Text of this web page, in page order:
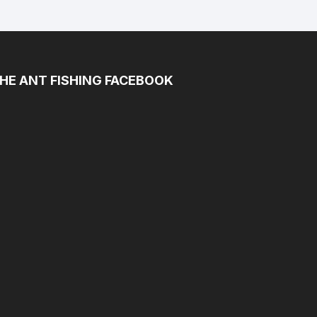
ANT FISHING FACEBOOK